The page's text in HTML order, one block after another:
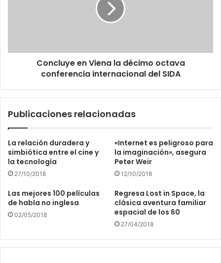
del
Concluye en Viena la décimo octava
conferencia internacional del SIDA
Publicaciones relacionadas
La relación duradera y
simbiótica entre el cine y
la tecnología
27/10/2018
«Internet es peligroso para
la imaginación», asegura
Peter Weir
12/10/2018
Las mejores 100 películas
de habla no inglesa
02/05/2018
Regresa Lost in Space, la
clásica aventura familiar
espacial de los 60
27/04/2018